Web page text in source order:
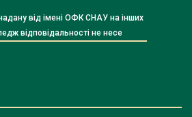
від імені ОФК СНАУ на інших
відповідальності не несе